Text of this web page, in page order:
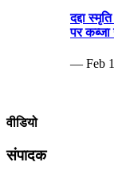
दद्दा
पर कब्जा
— Feb
वीडियो
संपादक